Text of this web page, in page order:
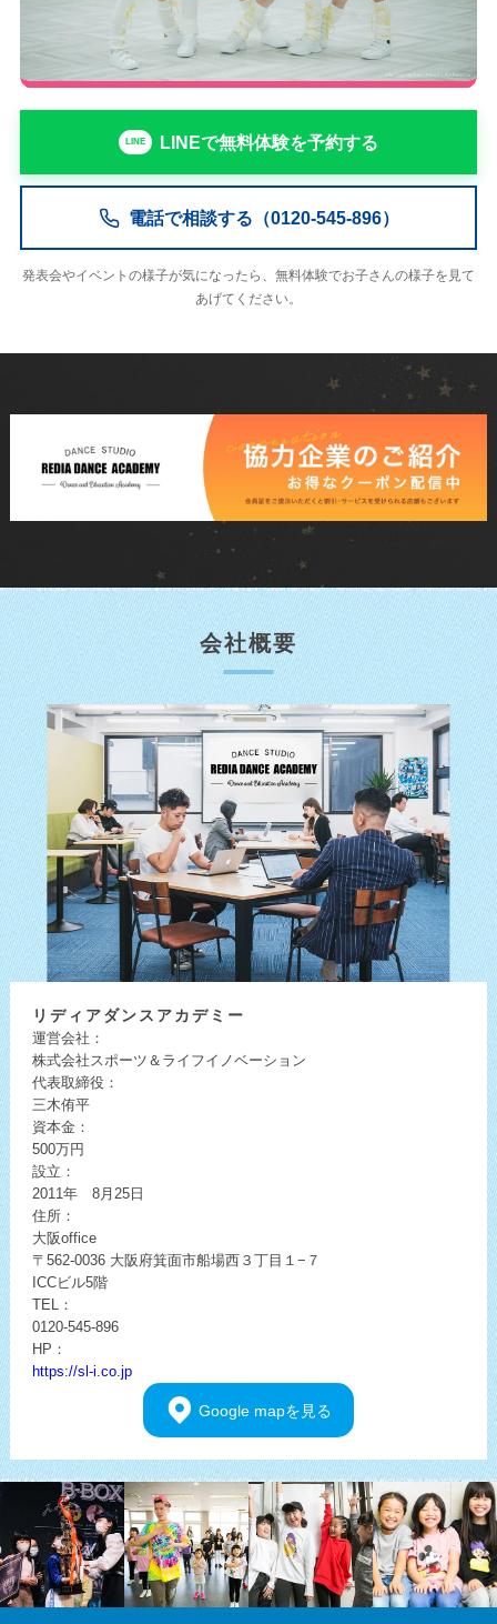
LINEで無料体験を予約する
電話で相談する（0120-545-896）
発表会やイベントの様子が気になったら、無料体験でお子さんの様子を見て
あげてください。
会社概要
リディアダンスアカデミー
運営会社：
株式会社スポーツ＆ライフイノベーション
代表取締役：
三木侑平
資本金：
500万円
設立：
2011年 8月25日
住所：
大阪office
〒562-0036 大阪府箕面市船場西３丁目１−７
ICCビル5階
TEL：
0120-545-896
HP：
https://sl-i.co.jp
Google mapを見る